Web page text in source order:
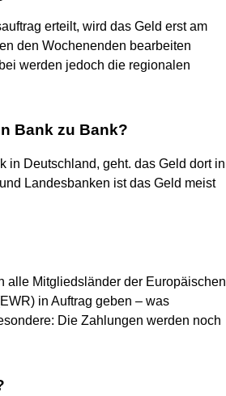
erteilt, wird das Geld erst am
den Wochenenden bearbeiten
werden jedoch die regionalen
Bank zu Bank?
in Deutschland, geht. das Geld dort in
Landesbanken ist das Geld meist
alle Mitgliedsländer der Europäischen
in Auftrag geben – was
Die Zahlungen werden noch